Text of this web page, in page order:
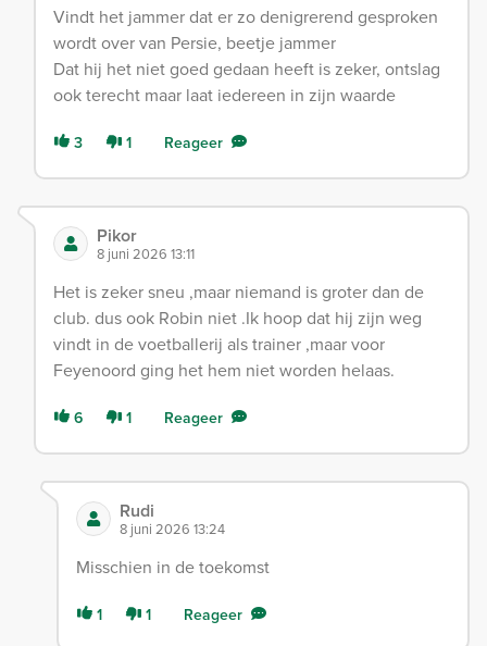
Vindt het jammer dat er zo denigrerend gesproken
wordt over van Persie, beetje jammer
Dat hij het niet goed gedaan heeft is zeker, ontslag
ook terecht maar laat iedereen in zijn waarde
3 1 Reageer
Pikor
8 juni 2026 13:11
Het is zeker sneu ,maar niemand is groter dan de
club. dus ook Robin niet .Ik hoop dat hij zijn weg
vindt in de voetballerij als trainer ,maar voor
Feyenoord ging het hem niet worden helaas.
6 1 Reageer
Rudi
8 juni 2026 13:24
Misschien in de toekomst
1 1 Reageer